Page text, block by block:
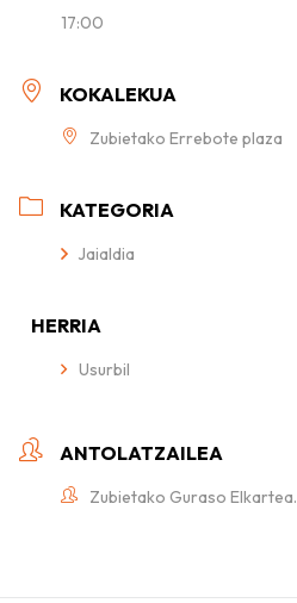
17:00
KOKALEKUA
Zubietako Errebote plaza
KATEGORIA
Jaialdia
HERRIA
Usurbil
ANTOLATZAILEA
Zubietako Guraso Elkartea.